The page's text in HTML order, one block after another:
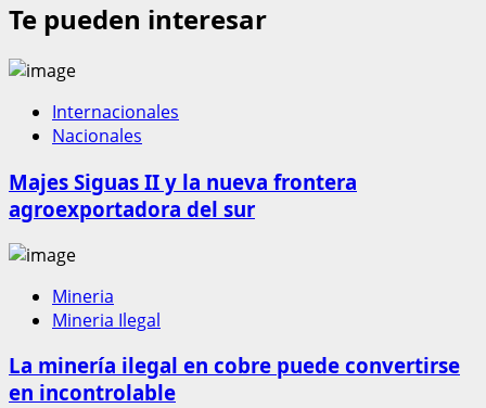
Te pueden interesar
Internacionales
Nacionales
Majes Siguas II y la nueva frontera
agroexportadora del sur
Mineria
Mineria Ilegal
La minería ilegal en cobre puede convertirse
en incontrolable